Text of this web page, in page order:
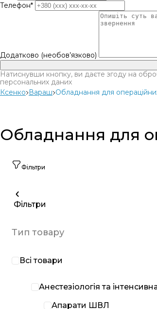
Телефон*
Додатково (необов’язково)
Натиснувши кнопку, ви даєте згоду на
персональних даних
Ксенко Вараш Обладнання для
Обладнання для
Фільтри
Фільтри
Тип товару
Всі товари
Анестезіологія та
Апарати ШВЛ